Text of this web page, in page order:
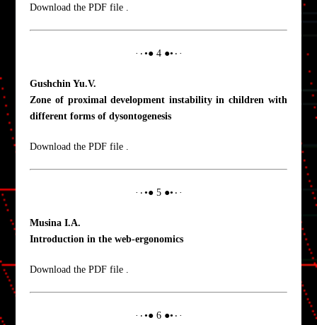
Download the PDF file .
·٠•● 4 ●•٠·
Gushchin Yu.V.
Zone of proximal development instability in children with
different forms of dysontogenesis
Download the PDF file .
·٠•● 5 ●•٠·
Musina I.A.
Introduction in the web-ergonomics
Download the PDF file .
·٠•● 6 ●•٠·